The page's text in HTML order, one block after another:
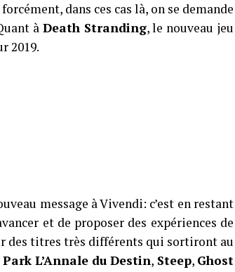
dans ces cas là, on se demande
à Death Stranding, le nouveau jeu
2019.
message à Vivendi: c’est en restant
et de proposer des expériences de
des titres très différents qui sortiront au
L’Annale du Destin, Steep, Ghost